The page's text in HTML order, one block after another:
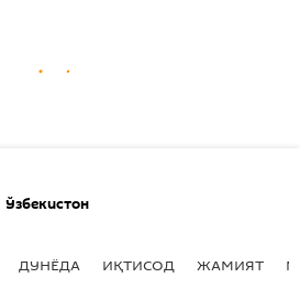
Ўзбекистон
ДУНЁДА ИҚТИСОД ЖАМИЯТ